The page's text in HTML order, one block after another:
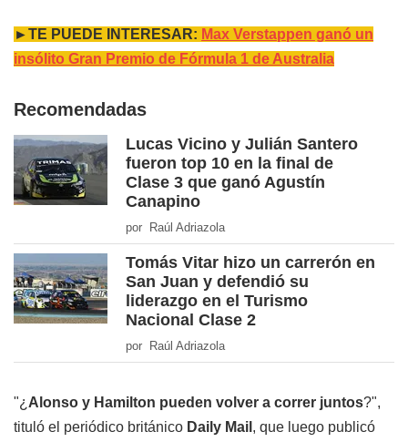
►TE PUEDE INTERESAR: Max Verstappen ganó un
insólito Gran Premio de Fórmula 1 de Australia
Recomendadas
Lucas Vicino y Julián Santero
fueron top 10 en la final de
Clase 3 que ganó Agustín
Canapino
por Raúl Adriazola
Tomás Vitar hizo un carrerón en
San Juan y defendió su
liderazgo en el Turismo
Nacional Clase 2
por Raúl Adriazola
"¿Alonso y Hamilton pueden volver a correr juntos?",
tituló el periódico británico Daily Mail , que luego publicó